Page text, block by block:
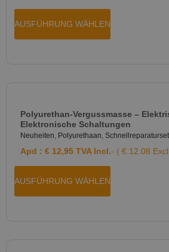
AUSFÜHRUNG WÄHLEN
Polyurethan-Vergussmasse –
Elektronische Schaltungen
Neuheiten, Polyurethaan, Schnellreparaturset
Apd : € 12,95 TVA Incl.- ( € 12.08
AUSFÜHRUNG WÄHLEN